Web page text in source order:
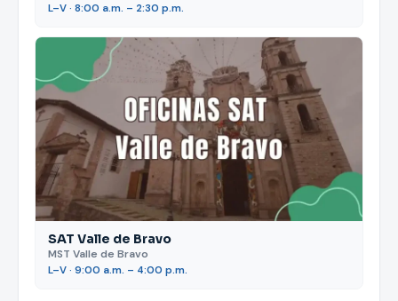
L–V · 8:00 a.m. – 2:30 p.m.
SAT Valle de Bravo
MST Valle de Bravo
L–V · 9:00 a.m. – 4:00 p.m.